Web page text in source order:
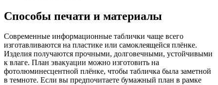
Способы печати и материалы
Современные информационные таблички чаще всего
изготавливаются на пластике или самоклеящейся плёнке.
Изделия получаются прочными, долговечными, устойчивыми
к влаге. План эвакуации можно изготовить на
фотолюминесцентной плёнке, чтобы табличка была заметной
в темноте. Если вы предпочитаете бумажный план в рамке